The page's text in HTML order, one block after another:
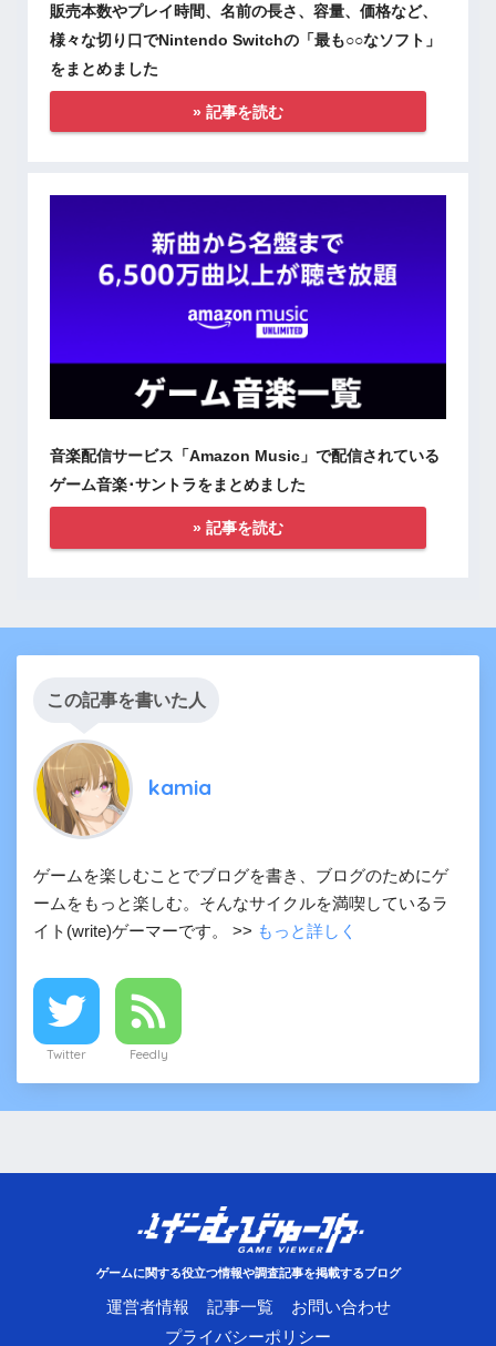
販売本数やプレイ時間、名前の長さ、容量、価格など、
様々な切り口でNintendo Switchの「最も○○なソフト」
をまとめました
» 記事を読む
音楽配信サービス「Amazon Music」で配信されている
ゲーム音楽･サントラをまとめました
» 記事を読む
この記事を書いた人
kamia
ゲームを楽しむことでブログを書き、ブログのためにゲ
ームをもっと楽しむ。そんなサイクルを満喫しているラ
イト(write)ゲーマーです。 >> もっと詳しく
Twitter Feedly
ゲームに関する役立つ情報や調査記事を掲載するブログ
運営者情報 記事一覧
お問い合わせ
プライバシーポリシー